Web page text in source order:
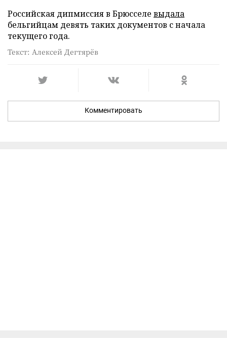
Российская дипмиссия в Брюсселе выдала
бельгийцам девять таких документов с начала
текущего года.
Текст: Алексей Дегтярёв
Комментировать